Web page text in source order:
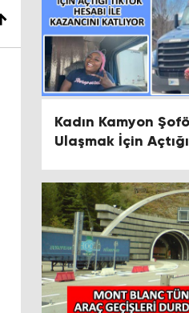
Kadın Kamyon
Ulaşmak İçin